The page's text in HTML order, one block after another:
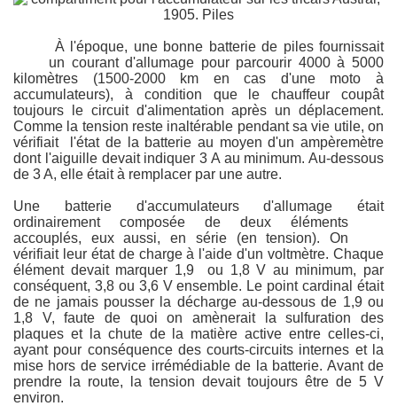
À l'époque, une bonne batterie de piles fournissait
un courant d'allumage pour parcourir 4000 à 5000
kilomètres (1500-2000 km en cas d'une moto à
accumulateurs), à condition que le chauffeur coupât
toujours le circuit d'alimentation après un déplacement.
Comme la tension reste inaltérable pendant sa vie utile, on
vérifiait l'état de la batterie au moyen d'un ampèremètre
dont l'aiguille devait indiquer 3 A au minimum. Au-dessous
de 3 A, elle était à remplacer par une autre.
Une batterie d'accumulateurs d'allumage était
ordinairement composée de deux éléments
accouplés, eux aussi, en série (en tension). On
vérifiait leur état de charge à l'aide d'un voltmètre. Chaque
élément devait marquer 1,9 ou 1,8 V au minimum, par
conséquent, 3,8 ou 3,6 V ensemble. Le point cardinal était
de ne jamais pousser la décharge au-dessous de 1,9 ou
1,8 V, faute de quoi on amènerait la sulfuration des
plaques et la chute de la matière active entre celles-ci,
ayant pour conséquence des courts-circuits internes et la
mise hors de service irrémédiable de la batterie. Avant de
prendre la route, la tension devait toujours être de 5 V
environ.